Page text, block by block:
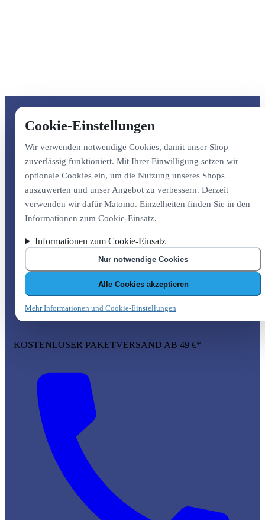
Cookie-Einstellungen
Wir verwenden notwendige Cookies, damit unser Shop
zuverlässig funktioniert. Mit Ihrer Einwilligung setzen wir
optionale Cookies ein, um die Nutzung unseres Shops
auszuwerten und unser Angebot zu verbessern. Derzeit
verwenden wir dafür Matomo. Einzelheiten finden Sie in den
Informationen zum Cookie-Einsatz.
Informationen zum Cookie-Einsatz
Nur notwendige Cookies
Alle Cookies akzeptieren
Mehr Informationen und Cookie-Einstellungen
KOSTENLOSER PAKETVERSAND AB 49 €*